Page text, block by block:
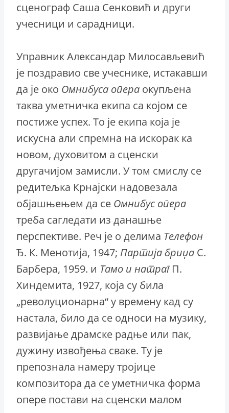
сценограф Саша Сенковић и други
учесници и сарадници.
Управник Александар Милосављевић
је поздравио све учеснике, истакавши
да је око Омнибуса опера окупљена
таква уметничка екипа са којом се
постиже успех. То је екипа која је
искусна али спремна на искорак ка
новом, духовитом а сценски
другачијом замисли. У том смислу се
редитељка Крнајски надовезала
објашњењем да се Омнибус опера
треба сагледати из данашње
перспективе. Реч је о делима Телефон
Ђ. К. Менотија, 1947; Партијабриџа С.
Барбера, 1959. и Тамо и натрагП.
Хиндемита, 1927, која су била
„револуционарна“ у времену кад су
настала, било да се односи на музику,
развијање драмске радње или пак,
дужину извођења сваке. Ту је
препознала намеру тројице
композитора да се уметничка форма
опере постави на сценски малом